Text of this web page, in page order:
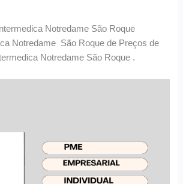
Notredame São Roque
Notredame São Roque de Preços de
Notredame São Roque .